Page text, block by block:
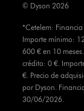
*Cetelem: Financia
Importe mínimo:
600 € en 10
crédito: 0 €.
€. Precio de
por Dyson.
30/06/2026.
© Dyson 2026